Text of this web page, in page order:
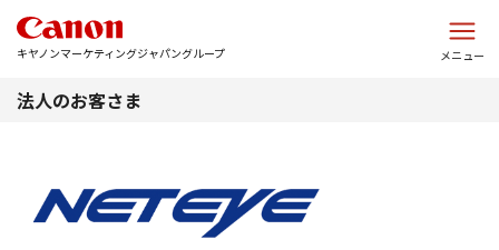
キヤノンマーケティングジャパングループ メニュー
法人のお客さま